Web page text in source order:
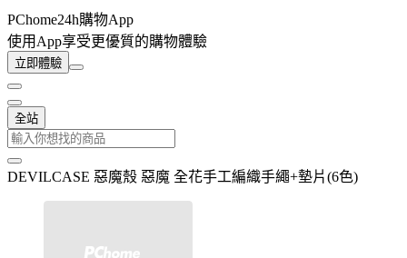
PChome24h購物App
使用App享受更優質的購物體驗
立即體驗
全站
DEVILCASE 惡魔殼 惡魔 全花手工編織手繩+墊片(6色)